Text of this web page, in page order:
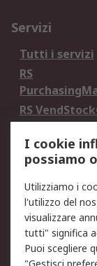
Servizi
Tutti i servizi
RS
RS
Legale
Informativa
Email
Condizioni
I cookie
possiamo
Utilizziamo i
l'utilizzo del
visualizzare
tutti" significa
Puoi scegliere